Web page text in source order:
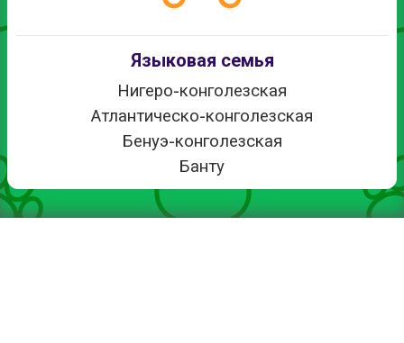
Языковая семья
Нигеро-конголезская
Атлантическо-конголезская
Бенуэ-конголезская
Банту